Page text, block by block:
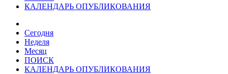
КАЛЕНДАРЬ ОПУБЛИКОВАНИЯ
Сегодня
Неделя
Месяц
ПОИСК
КАЛЕНДАРЬ ОПУБЛИКОВАНИЯ